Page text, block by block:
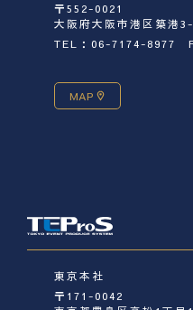
〒552-0021
大阪府大阪市港区築港
TEL：06-7174-8977
MAP
東京本社
〒171-0042